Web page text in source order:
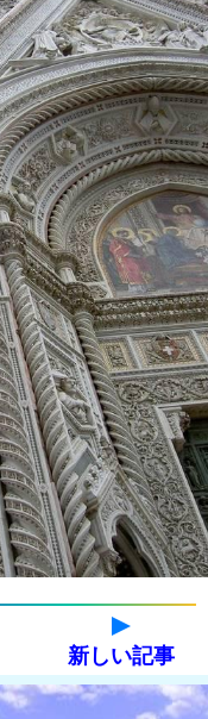
新しい記事